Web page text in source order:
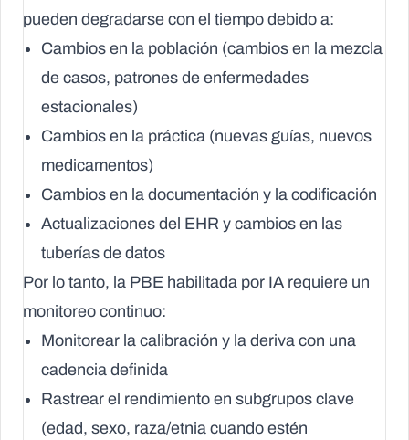
pueden degradarse con el tiempo debido a:
Cambios en la población (cambios en la mezcla
de casos, patrones de enfermedades
estacionales)
Cambios en la práctica (nuevas guías, nuevos
medicamentos)
Cambios en la documentación y la codificación
Actualizaciones del EHR y cambios en las
tuberías de datos
Por lo tanto, la PBE habilitada por IA requiere un
monitoreo continuo:
Monitorear la calibración y la deriva con una
cadencia definida
Rastrear el rendimiento en subgrupos clave
(edad, sexo, raza/etnia cuando estén